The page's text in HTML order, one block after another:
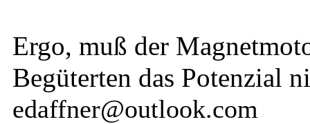
Ergo, muß der
Begüterten das Potenzial
edaffner@outlook.com